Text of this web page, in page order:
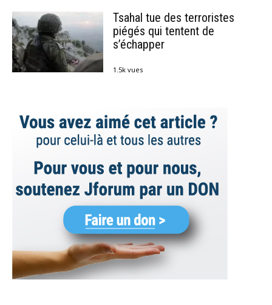
Tsahal tue des terroristes
piégés qui tentent de
s’échapper
1.5k vues